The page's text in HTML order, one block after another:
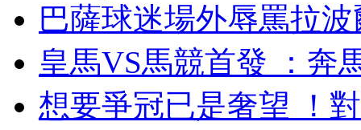
巴薩球迷場外辱罵拉
皇馬VS馬競首發 ：
想要爭冠已是奢望